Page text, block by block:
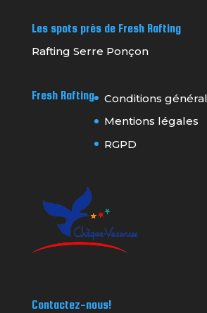
Les spots près de Fresh Rafting
Rafting Serre Ponçon
Fresh Rafting
Conditions
Mentions légales
RGPD
Contactez-nous!